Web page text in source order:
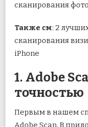
сканирования
Также см: 2
сканирования
iPhone
1. Adobe
точностью
Первым в нашем
Adobe Scan. В